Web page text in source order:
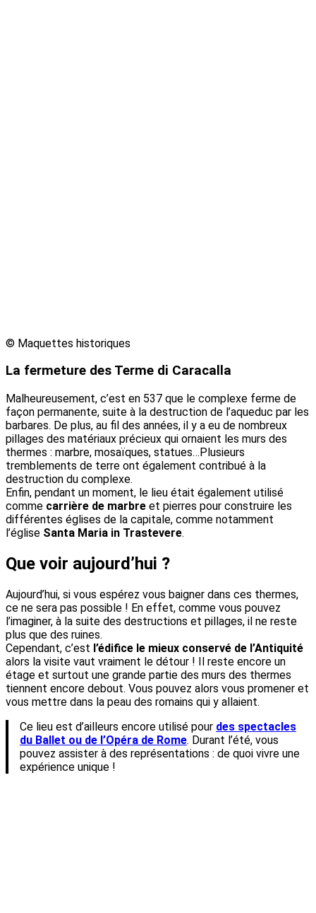
© Maquettes historiques
La fermeture des Terme di Caracalla
Malheureusement, c’est en 537 que le complexe ferme de
façon permanente, suite à la destruction de l’aqueduc par les
barbares. De plus, au fil des années, il y a eu de nombreux
pillages des matériaux précieux qui ornaient les murs des
thermes : marbre, mosaïques, statues…Plusieurs
tremblements de terre ont également contribué à la
destruction du complexe.
Enfin, pendant un moment, le lieu était également utilisé
comme carrière de marbre et pierres pour construire les
différentes églises de la capitale, comme notamment
l’église Santa Maria in Trastevere.
Que voir aujourd’hui ?
Aujourd’hui, si vous espérez vous baigner dans ces thermes,
ce ne sera pas possible ! En effet, comme vous pouvez
l’imaginer, à la suite des destructions et pillages, il ne reste
plus que des ruines.
Cependant, c’est l’édifice le mieux conservé de l’Antiquité
alors la visite vaut vraiment le détour ! Il reste encore un
étage et surtout une grande partie des murs des thermes
tiennent encore debout. Vous pouvez alors vous promener et
vous mettre dans la peau des romains qui y allaient.
Ce lieu est d’ailleurs encore utilisé pour des spectacles
du Ballet ou de l’Opéra de Rome. Durant l’été, vous
pouvez assister à des représentations : de quoi vivre une
expérience unique !